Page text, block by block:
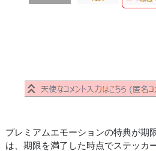
プレミアムエモーションの特典が期
は、期限を満了した時点でステッカ